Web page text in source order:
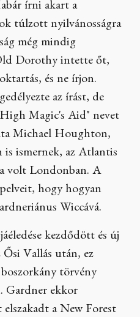
írni akart a
túlzott nyilvánosságra
még mindig
Dorothy intette őt,
és ne írjon.
az írást, de
Magic's Aid" nevet
Michael Houghton,
is ismernek, az Atlantis
volt Londonban. A
hogy hogyan
Wiccává.
kezdődött és új
Vallás után, ez
törvény
Gardner ekkor
a New Forest